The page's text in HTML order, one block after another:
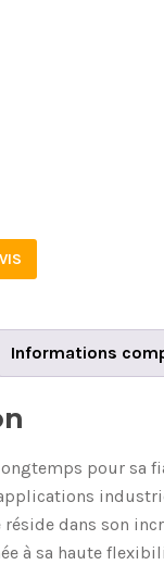
Informations
pour sa
dans son
à sa haute